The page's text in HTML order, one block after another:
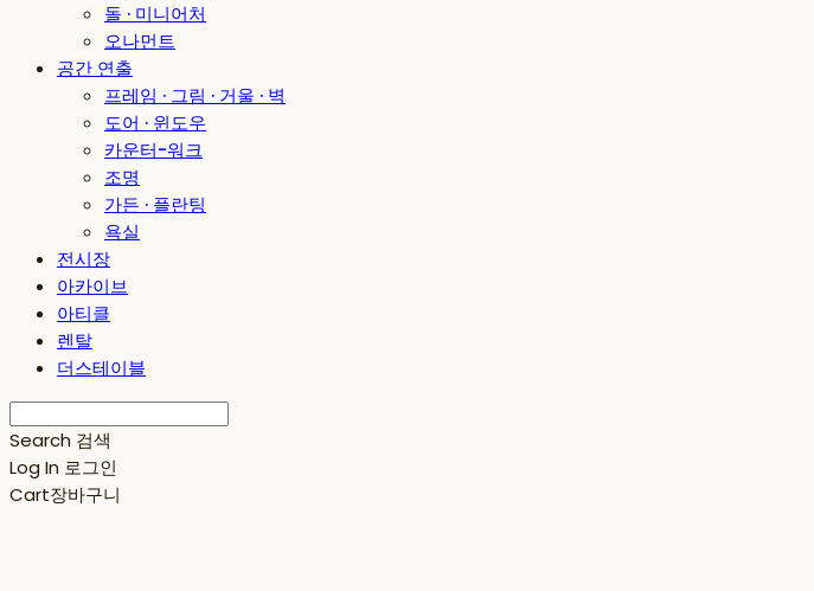
돌 · 미니어처
오나먼트
공간 연출
프레임 · 그림 · 거울 · 벽
도어 · 윈도우
카운터-워크
조명
가든 · 플란팅
욕실
전시장
아카이브
아티클
렌탈
더스테이블
Search 검색
Log In 로그인
Cart장바구니